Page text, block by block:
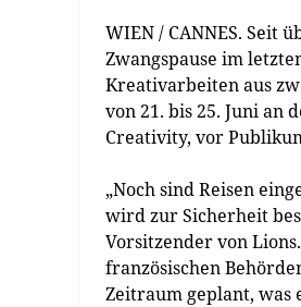
WIEN / CANNES. Seit
Zwangspause im
Kreativarbeiten aus
von 21. bis 25. Juni an
Creativity, vor
„Noch sind Reisen
wird zur Sicherheit
Vorsitzender von
französischen
Zeitraum geplant, was